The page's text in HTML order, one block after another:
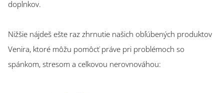
doplnkov.
Nižšie nájdeš ešte raz zhrnutie našich obľúbených produktov
Venira, ktoré môžu pomôcť práve pri problémoch so
spánkom, stresom a celkovou nerovnováhou: